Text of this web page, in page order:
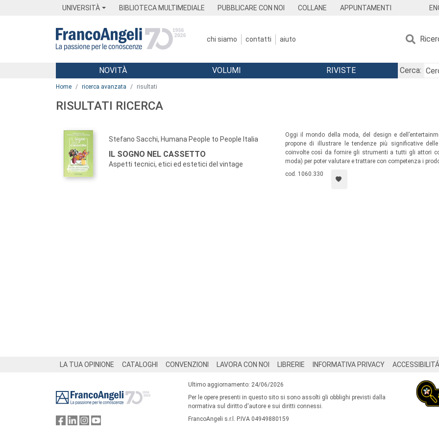
UNIVERSITÀ BIBLIOTECA MULTIMEDIALE PUBBLICARE CON NOI COLLANE APPUNTAMENTI
chi siamo contatti aiuto
Menu
NOVITÀ VOLUMI RIVISTE
Cerca:
Home ricerca avanzata risultati
RISULTATI RICERCA
Stefano Sacchi, Humana People to People Italia
IL SOGNO NEL CASSETTO
Aspetti tecnici, etici ed estetici del vintage
Oggi il mondo della moda, del design e
propone di illustrare le tendenze più significative
coinvolte così da fornire gli strumenti a tutti gli attori
moda) per poter valutare e trattare con competenza i
cod. 1060.330
LA TUA OPINIONE CATALOGHI CONVENZIONI LAVORA CON NOI LIBRERIE INFORMATIVA PRIVACY ACCESSIBILITÁ
Ultimo aggiornamento: 24/06/2026
Per le opere presenti in questo sito si sono assolti gli obblighi previsti dalla
normativa sul diritto d'autore e sui diritti connessi.
FrancoAngeli s.r.l. P.IVA 04949880159